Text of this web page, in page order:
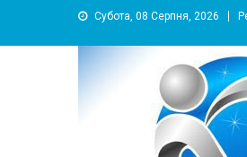
Субота, 08 Серпня, 2026
информационный